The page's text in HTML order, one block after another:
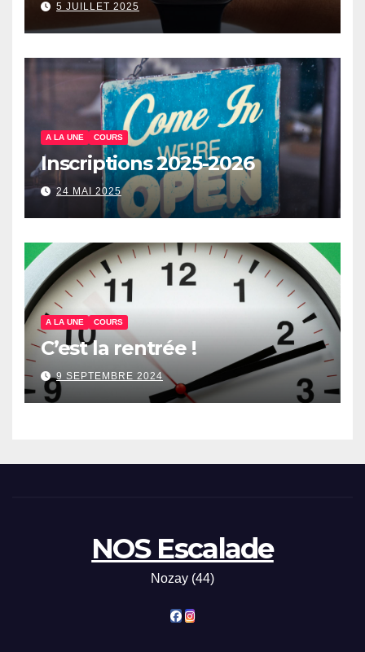
5 JUILLET 2025
A LA UNE COURS
Inscriptions 2025-2026
24 MAI 2025
A LA UNE COURS
C’est la rentrée !
9 SEPTEMBRE 2024
NOS Escalade
Nozay (44)